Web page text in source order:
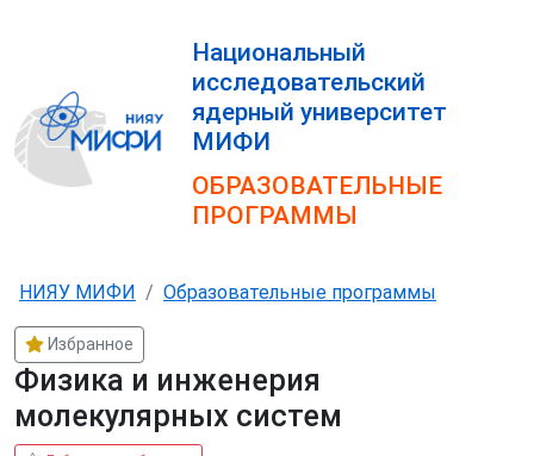
Национальный
исследовательский
ядерный университет
МИФИ
ОБРАЗОВАТЕЛЬНЫЕ
ПРОГРАММЫ
НИЯУ МИФИ Образовательные программы
Избранное
Физика и инженерия
молекулярных систем